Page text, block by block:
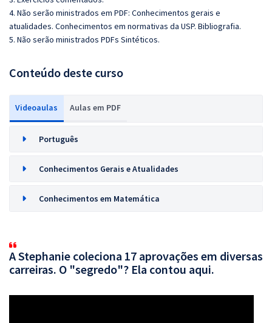
4. Não serão ministrados em PDF: Conhecimentos gerais e
atualidades. Conhecimentos em normativas da USP. Bibliografia.
5. Não serão ministrados PDFs Sintéticos.
Conteúdo deste curso
Videoaulas Aulas em PDF
Português
Conhecimentos Gerais e Atualidades
Conhecimentos em Matemática
A Stephanie coleciona 17 aprovações em diversas
carreiras. O "segredo"? Ela contou aqui.